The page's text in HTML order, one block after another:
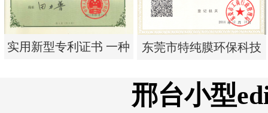
实用新型专利证书 一种
东莞市特纯膜环保科技
邢台小型